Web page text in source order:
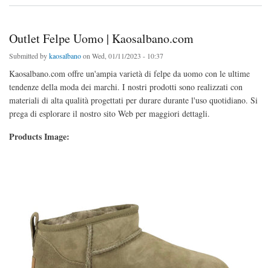
Outlet Felpe Uomo | Kaosalbano.com
Submitted bykaosalbanoon Wed, 01/11/2023 - 10:37
Kaosalbano.com offre un'ampia varietà di felpe da uomo con le ultime
tendenze della moda dei marchi. I nostri prodotti sono realizzati con
materiali di alta qualità progettati per durare durante l'uso quotidiano. Si
prega di esplorare il nostro sito Web per maggiori dettagli.
Products Image: